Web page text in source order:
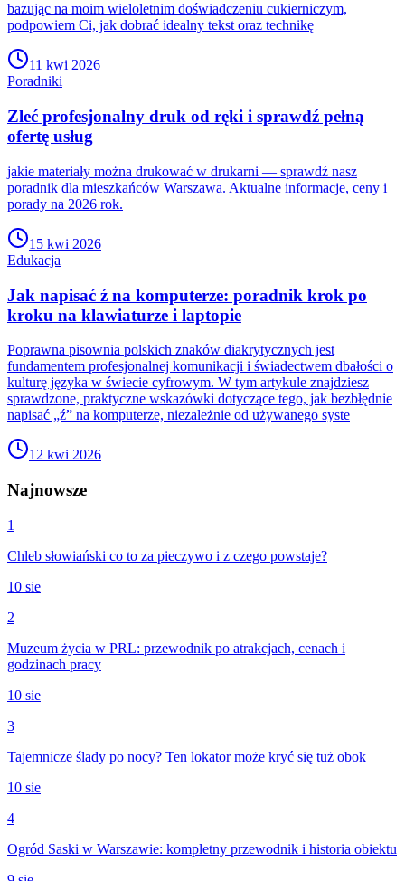
bazując na moim wieloletnim doświadczeniu cukierniczym,
podpowiem Ci, jak dobrać idealny tekst oraz technikę
11 kwi 2026
Poradniki
Zleć profesjonalny druk od ręki i sprawdź pełną
ofertę usług
jakie materiały można drukować w drukarni — sprawdź nasz
poradnik dla mieszkańców Warszawa. Aktualne informacje, ceny i
porady na 2026 rok.
15 kwi 2026
Edukacja
Jak napisać ź na komputerze: poradnik krok po
kroku na klawiaturze i laptopie
Poprawna pisownia polskich znaków diakrytycznych jest
fundamentem profesjonalnej komunikacji i świadectwem dbałości o
kulturę języka w świecie cyfrowym. W tym artykule znajdziesz
sprawdzone, praktyczne wskazówki dotyczące tego, jak bezbłędnie
napisać „ź” na komputerze, niezależnie od używanego syste
12 kwi 2026
Najnowsze
1
Chleb słowiański co to za pieczywo i z czego powstaje?
10 sie
2
Muzeum życia w PRL: przewodnik po atrakcjach, cenach i
godzinach pracy
10 sie
3
Tajemnicze ślady po nocy? Ten lokator może kryć się tuż obok
10 sie
4
Ogród Saski w Warszawie: kompletny przewodnik i historia obiektu